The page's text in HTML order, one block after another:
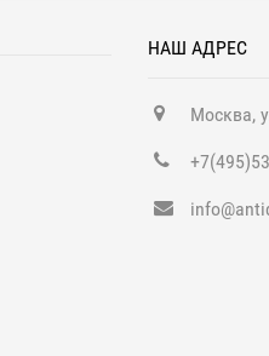
НАШ АДРЕС
Москва,